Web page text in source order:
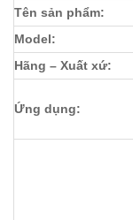
Tên sản phẩm:
Model:
Hãng – Xuất xứ:
Ứng dụng: